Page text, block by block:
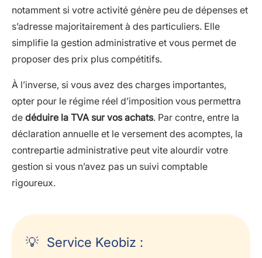
notamment si votre activité génère peu de dépenses et
s’adresse majoritairement à des particuliers. Elle
simplifie la gestion administrative et vous permet de
proposer des prix plus compétitifs.
À l’inverse, si vous avez des charges importantes,
opter pour le régime réel d’imposition vous permettra
de déduire la TVA sur vos achats. Par contre, entre la
déclaration annuelle et le versement des acomptes, la
contrepartie administrative peut vite alourdir votre
gestion si vous n’avez pas un suivi comptable
rigoureux.
Service Keobiz :